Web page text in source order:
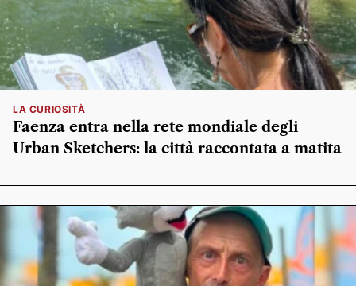
LA CURIOSITÀ
Faenza entra nella rete mondiale degli
Urban Sketchers: la città raccontata a matita